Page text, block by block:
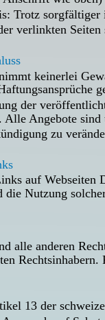
Trotz
verlinkten
keinerlei
der
Alle Angebote
zu
auf Webseiten
Nutzung
alle anderen
13 der